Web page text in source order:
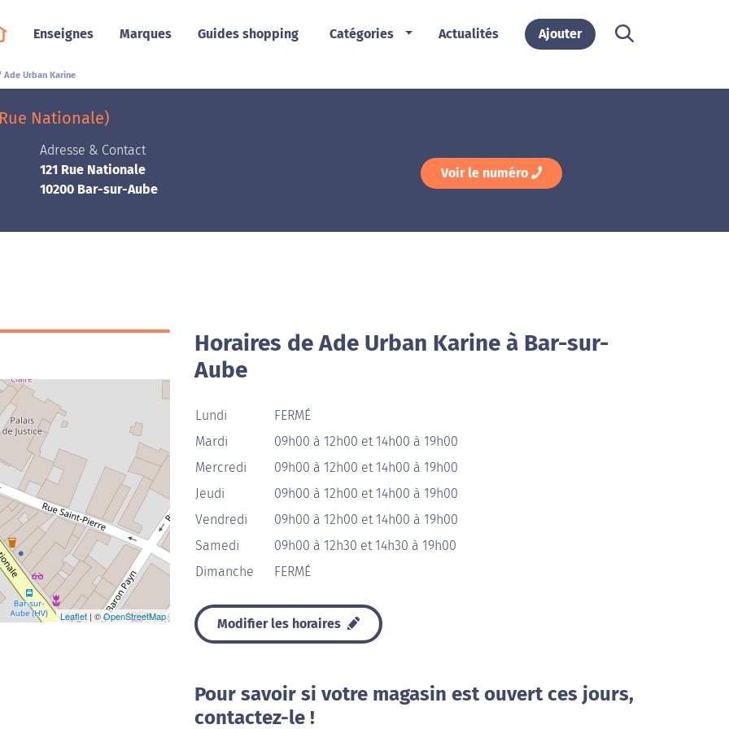
Enseignes Marques Guides shopping Catégories Actualités Ajouter
Ade Urban Karine
Nationale)
Adresse & Contact
121 Rue Nationale
10200 Bar-sur-Aube
Voir le numéro
Leaflet | ©OpenStreetMap
Horaires de Ade Urban Karine à Bar-sur-
Aube
Lundi
FERMÉ
Mardi
09h00 à 12h00 et 14h00 à 19h00
Mercredi
09h00 à 12h00 et 14h00 à 19h00
Jeudi
09h00 à 12h00 et 14h00 à 19h00
Vendredi
09h00 à 12h00 et 14h00 à 19h00
Samedi
09h00 à 12h30 et 14h30 à 19h00
Dimanche
FERMÉ
Modifier les horaires
Pour savoir si votre magasin est ouvert ces jours,
contactez-le !